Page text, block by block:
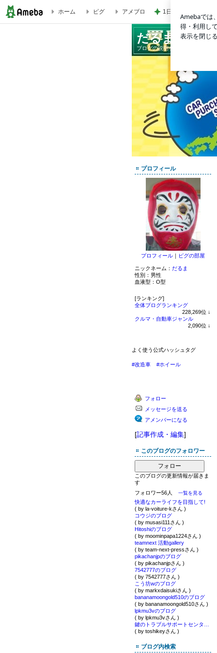
ホーム ピグ アメブロ 1日2万歩以上歩いて
だるまのブロ
ブログの説明を入力します。
プロフィール
プロフィール ｜ ピグの部屋
ニックネーム： だるま
性別： 男性
血液型： O型
[ランキング]
全体ブログランキング
228,269位 ↓
クルマ・自動車ジャンル
2,090位 ↓
よく使う公式ハッシュタグ
#改造車 #ホイール
フォロー
メッセージを送る
アメンバーになる
[記事作成・編集]
このブログのフォロワー
フォロー
このブログの更新情報が届きま
す
フォロワー56人
一覧を見る
快適なカーライフを目指して!
( by la-voiture-kさん )
コウジのブログ
( by musasi111さん )
Hitoshiのブログ
( by moominpapa1224さん )
teamnext 活動gallery
( by team-next-pressさん )
pikachanjpのブログ
( by pikachanjpさん )
7542777のブログ
( by 7542777さん )
こう坊wのブログ
( by markxdaisukiさん )
bananamoongold510のブログ
( by bananamoongold510さん )
lpkmu3vのブログ
( by lpkmu3vさん )
( by toshikeyさん )
ブログ内検索